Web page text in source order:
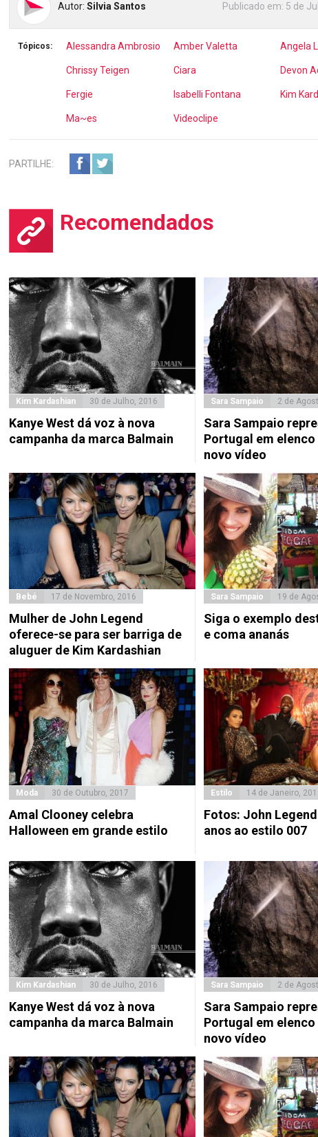
Autor:Silvia Santos Publicado em: 5 de
Tópicos: Alessandra Ambrosio Amber Valetta Angela
Chrissy Teigen Ciara Devon
Fergie Isabelli Fontana Kim
Ma~es Videoclipe
PARTILHE:
Recomendados
Kim Kardashian 30 de Julho, 2016
Kanye West dá voz à nova
campanha da marca Balmain
Sara Sampaio 2 de
Sara Sampaio
Portugal em elenco
novo vídeo
Bebé 17 de Novembro, 2016
Mulher de John Legend
oferece-se para ser barriga de
aluguer de Kim Kardashian
Sara Sampaio 19 de
Siga o exemplo
e coma ananás
Moda 30 de Outubro, 2017
Amal Clooney celebra
Halloween em grande estilo
Estilo 14 de Janeiro,
Fotos: John
anos ao estilo 007
Kim Kardashian 30 de Julho, 2016
Kanye West dá voz à nova
campanha da marca Balmain
Sara Sampaio 2 de
Sara Sampaio
Portugal em elenco
novo vídeo